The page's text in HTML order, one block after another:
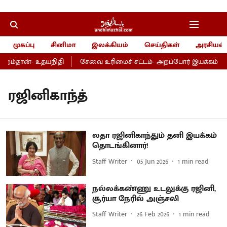
முகப்பு சினிமா இலக்கியம் செய்திகள்
அரசியல்
உதயநிதி
சேவை உரிமைச் சட்டம்- அறப்போர் இயக்கம்
ரஜினிகாந்த்
லதா ரஜினிகாந்தும் தனி இயக்கம்
தொடங்கினார்!
Staff Writer 05 Jun 2026 1 min read
நல்லக்கண்ணு உடலுக்கு ரஜினி,
சூர்யா நேரில் அஞ்சலி
Staff Writer 26 Feb 2026 1 min read